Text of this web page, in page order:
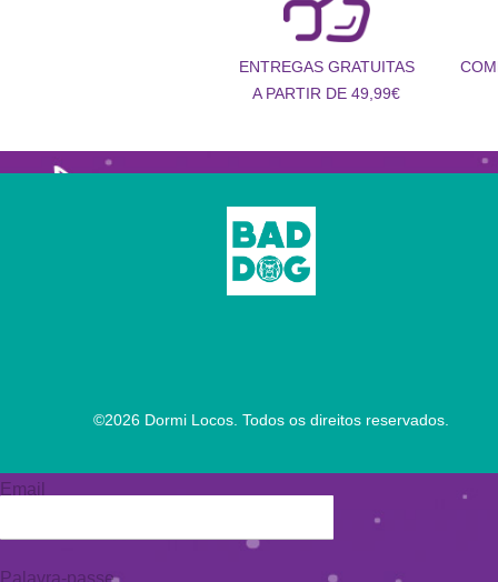
ENTREGAS GRATUITAS
A PARTIR DE 49,99€
©2026Dormi Locos. Todos os direitos reservados.
Email
Palavra-passe